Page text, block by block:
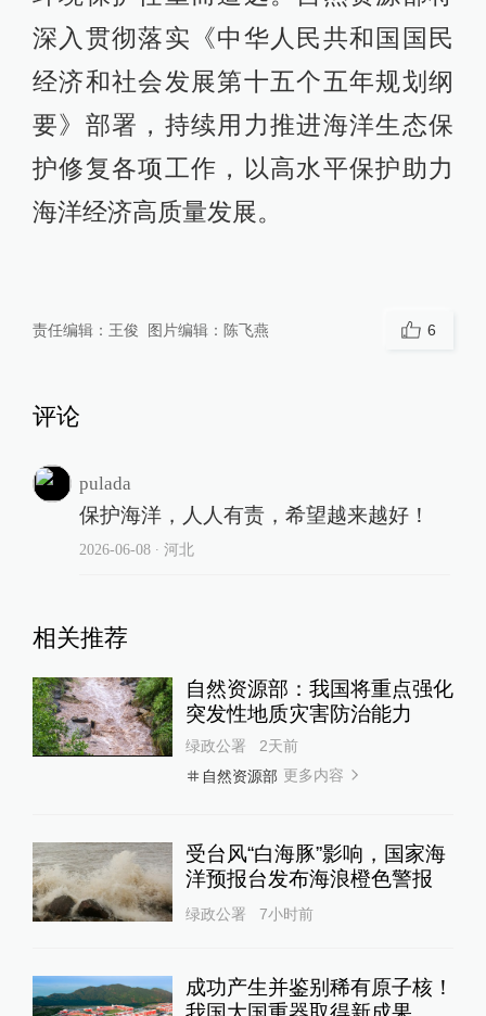
深入贯彻落实《中华人民共和国国民
经济和社会发展第十五个五年规划纲
要》部署，持续用力推进海洋生态保
护修复各项工作，以高水平保护助力
海洋经济高质量发展。
责任编辑： 王俊 图片编辑： 陈飞燕 6
评论
pulada
保护海洋，人人有责，希望越来越好！
2026-06-08∙ 河北
相关推荐
自然资源部：我国将重点强化
突发性地质灾害防治能力
绿政公署
2天前
自然资源部 更多内容
受台风“白海豚”影响，国家海
洋预报台发布海浪橙色警报
绿政公署 7小时前
成功产生并鉴别稀有原子核！